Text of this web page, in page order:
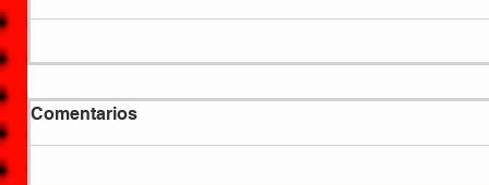
Comentarios